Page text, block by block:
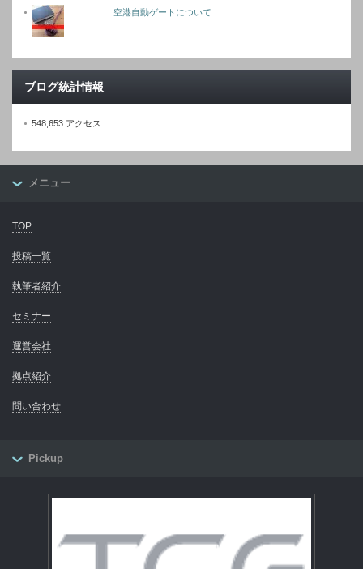
空港自動ゲートについて
ブログ統計情報
548,653 アクセス
メニュー
TOP
投稿一覧
執筆者紹介
セミナー
運営会社
拠点紹介
問い合わせ
Pickup